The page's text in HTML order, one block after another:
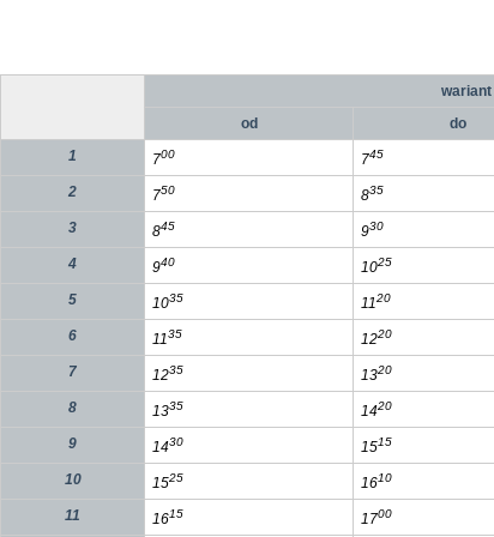
wariant
od
do
1
700 745
2 750 835
3 845 930
4 940 1025
5 1035 1120
6 1135 1220
7 1235 1320
8 1335 1420
9 1430 1515
10 1525 1610
11 1615 1700